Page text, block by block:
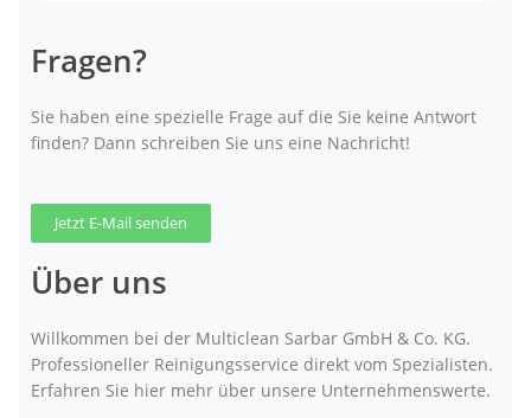
Fragen?
Sie haben eine spezielle Frage auf die Sie keine Antwort
finden? Dann schreiben Sie uns eine Nachricht!
Jetzt E-Mail senden
Über uns
Willkommen bei der Multiclean Sarbar GmbH & Co. KG.
Professioneller Reinigungsservice direkt vom Spezialisten.
Erfahren Sie hier mehr über unsere Unternehmenswerte.